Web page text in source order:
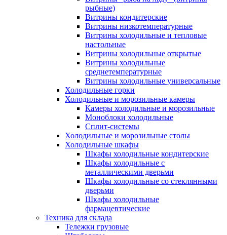
рыбные)
Витрины кондитерские
Витрины низкотемпературные
Витрины холодильные и тепловые
настольные
Витрины холодильные открытые
Витрины холодильные
среднетемпературные
Витрины холодильные универсальные
Холодильные горки
Холодильные и морозильные камеры
Камеры холодильные и морозильные
Моноблоки холодильные
Сплит-системы
Холодильные и морозильные столы
Холодильные шкафы
Шкафы холодильные кондитерские
Шкафы холодильные с
металлическими дверьми
Шкафы холодильные со стеклянными
дверьми
Шкафы холодильные
фармацевтические
Техника для склада
Тележки грузовые